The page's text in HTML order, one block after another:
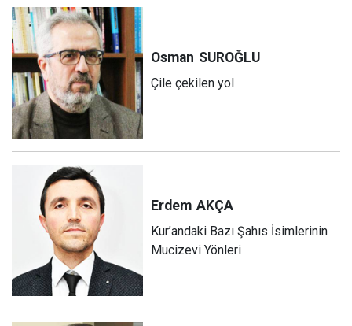
Osman SUROĞLU
Çile çekilen yol
Erdem AKÇA
Kur’andaki Bazı Şahıs İsimlerinin
Mucizevi Yönleri